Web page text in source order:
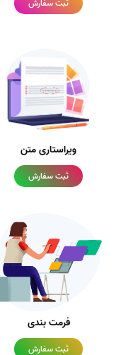
ثبت سفارش
ویراستاری متن
ثبت سفارش
فرمت بندی
ثبت سفارش